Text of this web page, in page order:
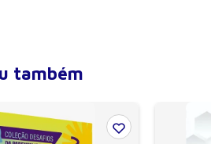
Brochura
também